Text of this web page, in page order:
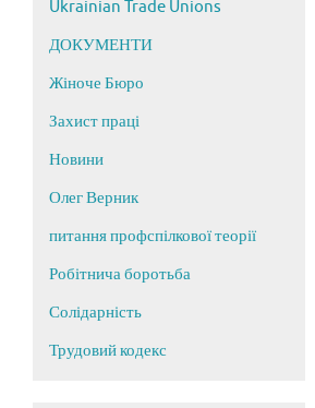
Ukrainian Trade Unions
ДОКУМЕНТИ
Жіноче Бюро
Захист праці
Новини
Олег Верник
питання профспілкової теорії
Робітнича боротьба
Солідарність
Трудовий кодекс